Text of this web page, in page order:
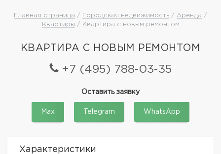
Главная страница / Городская недвижимость / Аренда /
Квартиры / Квартира с новым ремонтом
КВАРТИРА С НОВЫМ РЕМОНТОМ
+7 (495) 788-03-35
Оставить заявку
Max Telegram WhatsApp
Характеристики